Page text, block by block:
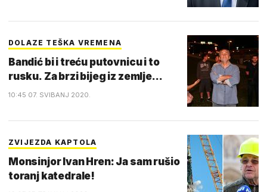
DOLAZE TEŠKA VREMENA
Bandić bi i treću putovnicu i to
rusku. Za brzi bijeg iz zemlje...
10:45 07. SVIBANJ 2020.
ZVIJEZDA KAPTOLA
Monsinjor Ivan Hren: Ja sam rušio
toranj katedrale!